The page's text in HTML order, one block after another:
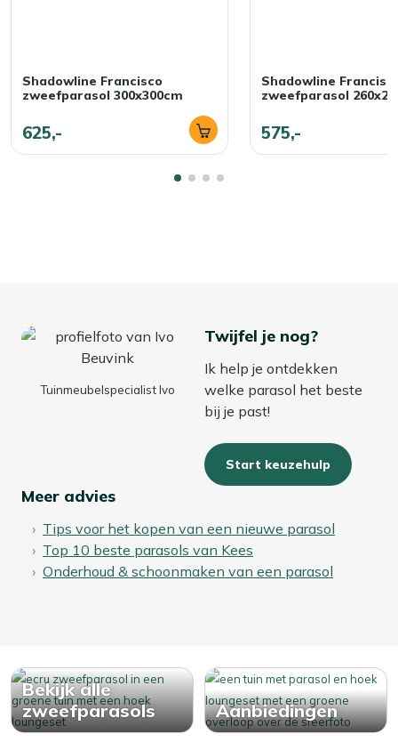
Shadowline Francisco
zweefparasol 300x300cm
625,-
Shadowline
zweefparasol
575,-
Tuinmeubelspecialist Ivo
Twijfel je nog?
Ik help je ontdekken
welke parasol het beste
bij je past!
Start keuzehulp
Meer advies
Tips voor het kopen van een nieuwe parasol
Top 10 beste parasols van Kees
Onderhoud & schoonmaken van een parasol
Bekijk alle
zweefparasols
Aanbiedingen